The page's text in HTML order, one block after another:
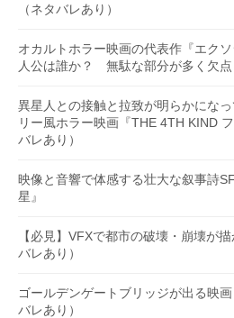
（ネタバレあり）
オカルトホラー映画の代表作『エク
人公は誰か？ 無駄な部分が多く欠点
異星人との接触と拉致が明らかにな
リー風ホラー映画『THE 4TH KIND
バレあり）
映像と音響で体感する壮大な叙事詩
星』
【必見】VFXで都市の破壊・崩壊が
バレあり）
ゴールデンゲートブリッジが出る映
バレあり）